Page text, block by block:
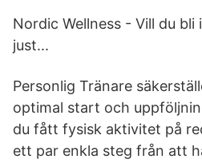
Nordic Wellness - Vill du
just...
Personlig Tränare
optimal start och
du fått fysisk aktivitet på
ett par enkla steg från att